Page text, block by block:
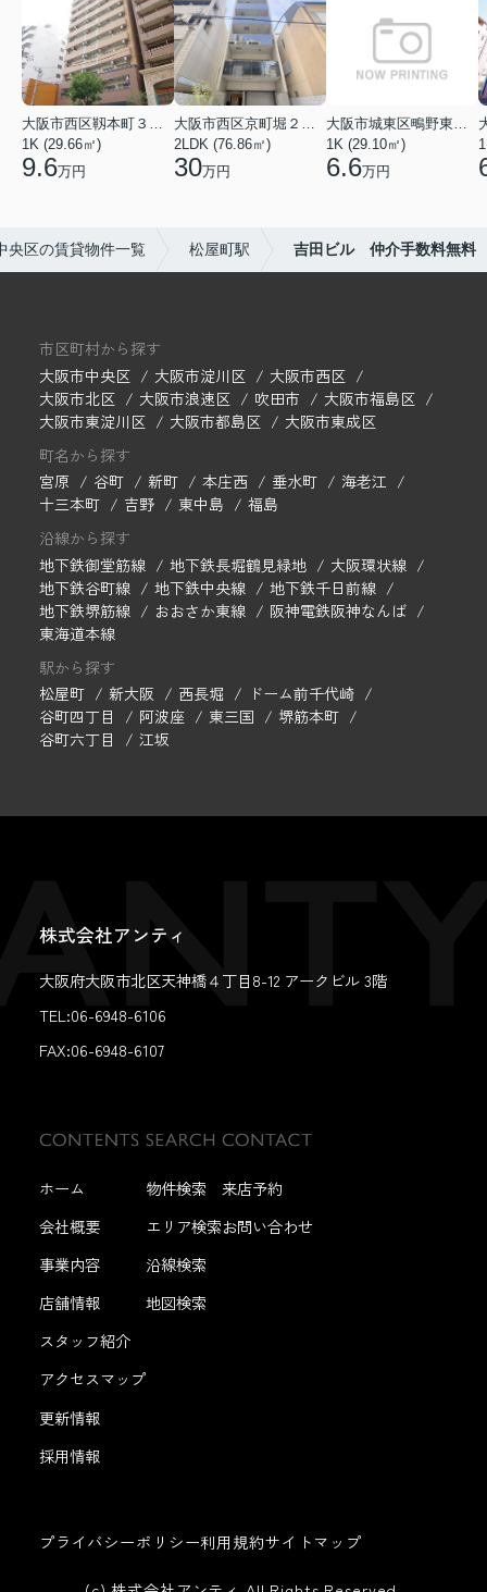
大阪市西区靱本町３丁目
1K (29.66㎡)
9.6万円
大阪市西区京町堀２丁目
2LDK (76.86㎡)
30万円
大阪市城東区鴫野東３丁目
1K (29.10㎡)
6.6万円
央区の賃貸物件一覧 松屋町駅 吉田ビル 仲介手数料無料
市区町村から探す
大阪市中央区
大阪市淀川区
大阪市西区
大阪市北区
大阪市浪速区 吹田市
大阪市福島区
大阪市東淀川区
大阪市都島区
大阪市東成区
町名から探す
宮原
谷町 新町 本庄西 垂水町
海老江
十三本町
吉野 東中島
福島
沿線から探す
地下鉄御堂筋線
地下鉄長堀鶴見緑地
大阪環状線
地下鉄谷町線
地下鉄中央線
地下鉄千日前線
地下鉄堺筋線
おおさか東線
阪神電鉄阪神なんば
東海道本線
駅から探す
松屋町
新大阪 西長堀
ドーム前千代崎
谷町四丁目
阿波座 東三国
堺筋本町
谷町六丁目
江坂
株式会社アンティ
大阪府大阪市北区天神橋４丁目8-12 アークビル 3階
TEL:06-6948-6106
FAX:06-6948-6107
ホーム
会社概要
事業内容
店舗情報
スタッフ紹介
アクセスマップ
更新情報
採用情報
物件検索
エリア検索
沿線検索
地図検索
来店予約
お問い合わせ
プライバシーポリシー利用規約サイトマップ